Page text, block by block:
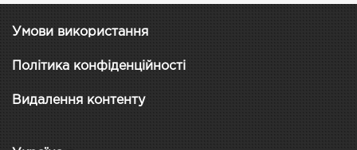
Умови використання
Політика конфіденційності
Видалення контенту